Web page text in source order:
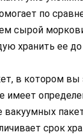
по
сырой
хранить ее
в котором
имеет
вакуумных
срок